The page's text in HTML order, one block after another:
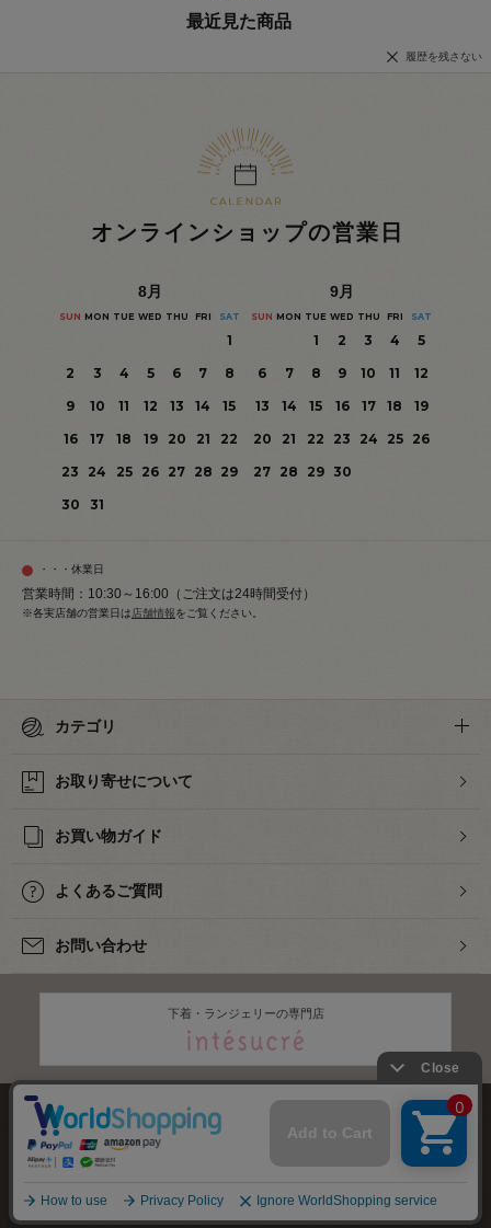
最近見た商品
履歴を残さない
オンラインショップの営業日
8月
SUN MON TUE WED THU FRI SAT
1
2
3 4 5 6 7
8
9
10 11 12 13 14
15
16
17 18 19 20 21
22
23
24 25 26 27 28 29
30
31
9月
SUN MON TUE WED THU FRI SAT
1 2 3 4
5
6
7 8 9 10 11
12
13
14 15 16 17 18
19
20
21 22 23 24 25
26
27 28 29 30
・・・休業日
営業時間：10:30～16:00（ご注文は24時間受付）
※各実店舗の営業日は店舗情報をご覧ください。
カテゴリ
お取り寄せについて
お買い物ガイド
よくあるご質問
お問い合わせ
下着・ランジェリーの専門店
株式会社オカダヤ
特定商取引法に基づく表記 プライバシーポリシー サイトマップ
2012-2026OKADAYA CO.,LTD.